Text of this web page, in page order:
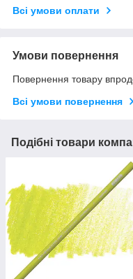
Всі умови оплати
Умови повернення
Повернення товару
Всі умови повернення
Подібні товари